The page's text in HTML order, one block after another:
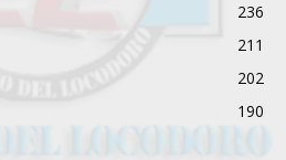
236
211
202
190